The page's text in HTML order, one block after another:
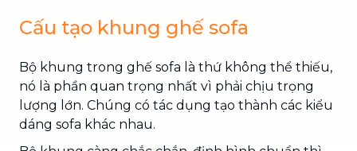
Cấu tạo khung ghế sofa
Bộ khung trong ghế sofa là thứ không thể thiếu,
nó là phần quan trọng nhất vì phải chịu trọng
lượng lớn. Chúng có tác dụng tạo thành các kiểu
dáng sofa khác nhau.